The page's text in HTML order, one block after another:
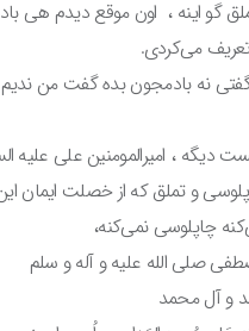
گو اینه ، اون موقع دیدم هی
می‌کردی.
نه بادمجون بده گفت من ندیم
، امیرالمومنین علی علیه
و تملق که از خصلت ایمان
چاپلوسی نمی‌کنه،
صلی الله علیه و آله و سلم
آل محمد